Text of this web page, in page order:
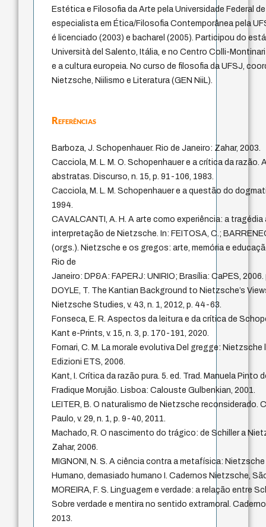
Estética e Filosofia da Arte pela Universidade Federal
especialista em Ética/Filosofia Contemporânea pela
é licenciado (2003) e bacharel (2005). Participou do
Università del Salento, Itália, e no Centro Colli-
e a cultura europeia. No curso de filosofia da UFSJ,
Nietzsche, Niilismo e Literatura (GEN NiiL).
Referências
Barboza, J. Schopenhauer. Rio de Janeiro: Zahar, 2003.
Cacciola, M. L. M. O. Schopenhauer e a crítica da
abstratas. Discurso, n. 15, p. 91-106, 1983.
Cacciola, M. L. M. Schopenhauer e a questão do
1994.
CAVALCANTI, A. H. A arte como experiência: a
interpretação de Nietzsche. In: FEITOSA, C.;
(orgs.). Nietzsche e os gregos: arte, memória e
Rio de
Janeiro: DP&A: FAPERJ: UNIRIO; Brasília: CaPES,
DOYLE, T. The Kantian Background to Nietzsche’s
Nietzsche Studies, v. 43, n. 1, 2012, p. 44-63.
Fonseca, E. R. Aspectos da leitura e da crítica de
Kant e-Prints, v. 15, n. 3, p. 170-191, 2020.
Fornari, C. M. La morale evolutiva Del gregge: Nietzsche
Edizioni ETS, 2006.
Kant, I. Crítica da razão pura. 5. ed. Trad. Manuela Pinto
Fradique Morujão. Lisboa: Calouste Gulbenkian, 2001.
LEITER, B. O naturalismo de Nietzsche reconsiderado.
Paulo, v. 29, n. 1, p. 9-40, 2011.
Machado, R. O nascimento do trágico: de Schiller a
Zahar, 2006.
MIGNONI, N. S. A ciência contra a metafísica:
Humano, demasiado humano I. Cadernos Nietzsche,
MOREIRA, F. S. Linguagem e verdade: a relação entre
Sobre verdade e mentira no sentido extramoral.
2013.